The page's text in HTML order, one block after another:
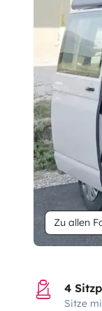
Zu allen
4
Sitze